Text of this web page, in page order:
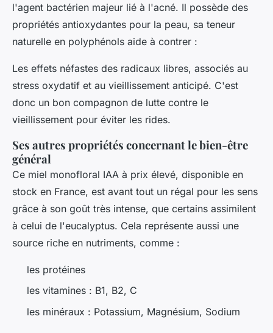
l'agent bactérien majeur lié à l'acné. Il possède des
propriétés antioxydantes pour la peau, sa teneur
naturelle en polyphénols aide à contrer :
Les effets néfastes des radicaux libres, associés au
stress oxydatif et au vieillissement anticipé. C'est
donc un bon compagnon de lutte contre le
vieillissement pour éviter les rides.
Ses autres propriétés concernant le bien-être
général
Ce miel monofloral IAA à prix élevé, disponible en
stock en France, est avant tout un régal pour les sens
grâce à son goût très intense, que certains assimilent
à celui de l'eucalyptus. Cela représente aussi une
source riche en nutriments, comme :
les protéines
les vitamines : B1, B2, C
les minéraux : Potassium, Magnésium, Sodium